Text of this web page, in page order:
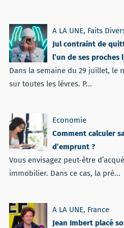
A LA UNE, Faits
Jul contraint de
l’un de ses proches
Dans la semaine du 29 juillet, le
sur toutes les lèvres. P...
Economie
Comment calculer
d’emprunt ?
Vous envisagez peut-être
immobilier. Dans ce cas, la pré...
A LA UNE, France
Jean Imbert placé